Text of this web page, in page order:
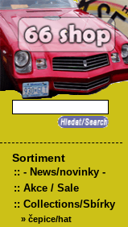
Sortiment
:: - News/novinky -
:: Akce / Sale
:: Collections/Sbírky
» čepice/hat